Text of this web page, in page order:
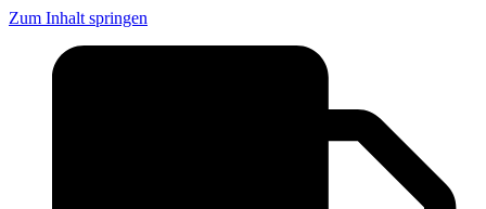
Zum Inhalt springen